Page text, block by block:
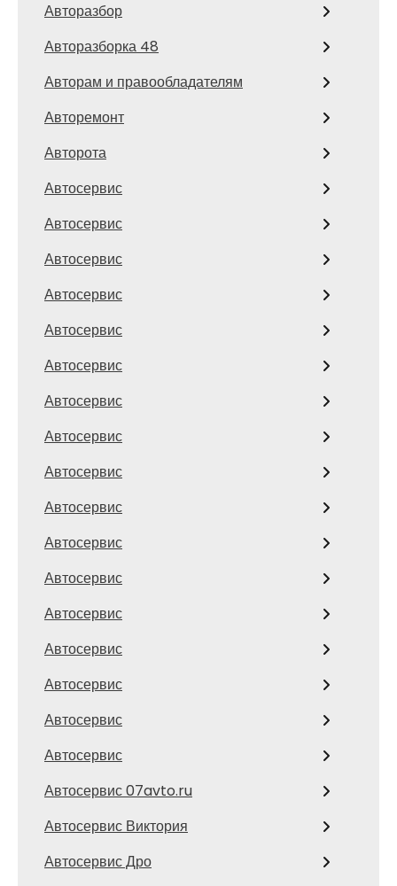
Авторазбор
Авторазборка 48
Авторам и правообладателям
Авторемонт
Авторота
Автосервис
Автосервис
Автосервис
Автосервис
Автосервис
Автосервис
Автосервис
Автосервис
Автосервис
Автосервис
Автосервис
Автосервис
Автосервис
Автосервис
Автосервис
Автосервис
Автосервис
Автосервис 07avto.ru
Автосервис Виктория
Автосервис Дро